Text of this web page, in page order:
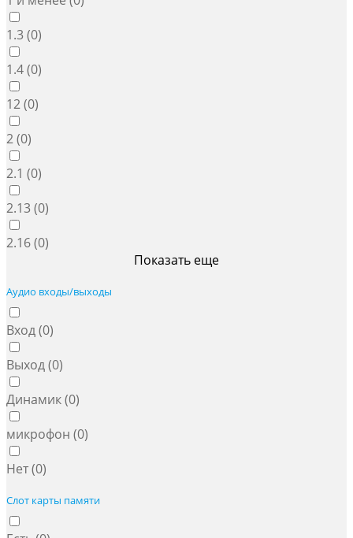
1.3 (0)
1.4 (0)
12 (0)
2 (0)
2.1 (0)
2.13 (0)
2.16 (0)
Показать еще
Аудио входы/выходы
Вход (0)
Выход (0)
Динамик (0)
микрофон (0)
Нет (0)
Слот карты памяти